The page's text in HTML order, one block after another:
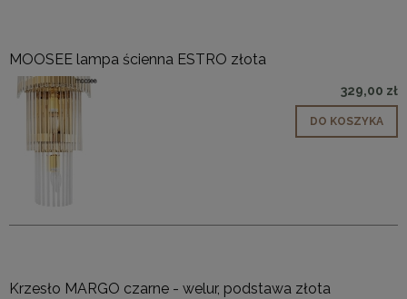
MOOSEE lampa ścienna ESTRO złota
329,00 zł
DO KOSZYKA
Krzesło MARGO czarne - welur, podstawa złota